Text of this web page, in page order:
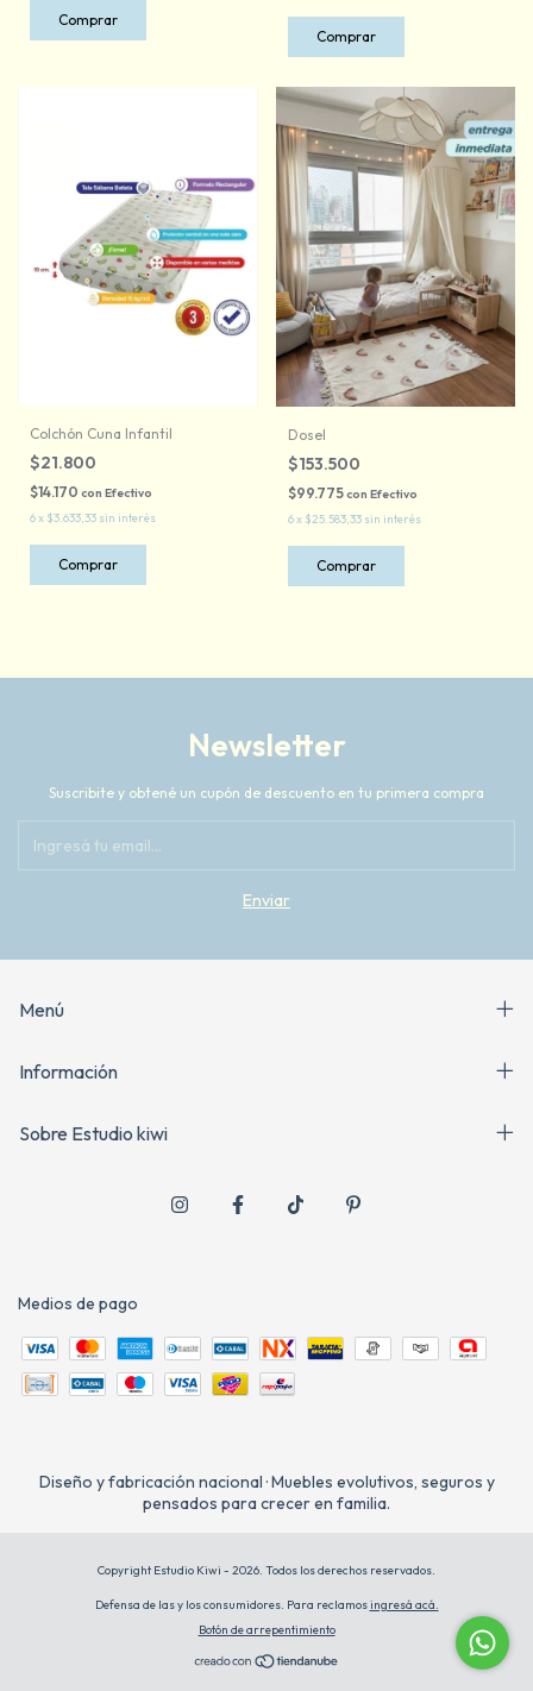
Comprar
Colchón Cuna Infantil
$21.800
$14.170 con Efectivo
6x $3.633,33 sin interés
Comprar
Dosel
$153.500
$99.775con Efectivo
6x $25.583,33 sin interés
Newsletter
Suscribite y obtené un cupón de descuento en tu primera compra
Menú
Información
Sobre Estudio kiwi
Medios de pago
Diseño y fabricación nacional · Muebles evolutivos, seguros y
pensados para crecer en familia.
Copyright Estudio Kiwi - 2026. Todos los derechos reservados.
Defensa de las y los consumidores. Para reclamosingresá acá.
Botón de arrepentimiento